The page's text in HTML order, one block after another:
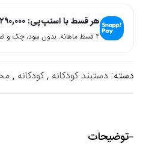
هر قسط با اسنپ‌پی:
۴ قسط ماهانه. بدون سود، چک و ضامن.
دسته: دستبند کودکانه ,کودکانه ,
توضیحات